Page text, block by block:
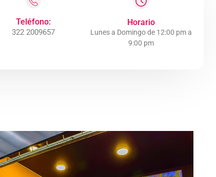
Teléfono:
322 2009657
Horario
Lunes a Domingo de 12:00 pm a
9:00 pm